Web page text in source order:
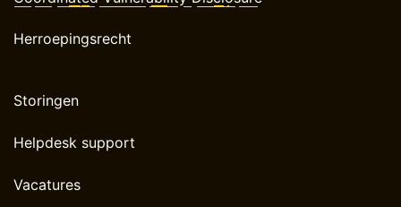
Herroepingsrecht
Storingen
Helpdesk support
Vacatures